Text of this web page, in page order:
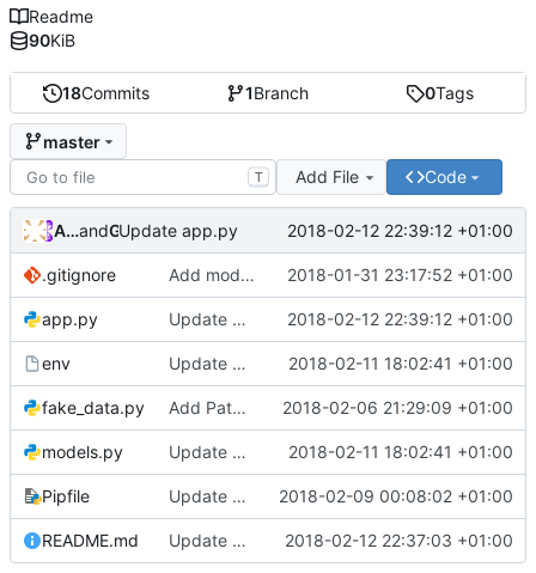
18Commits 1Branch 0Tags
master
T Add File Code
Andros Fenollosaand GitHub
Update app.py 2018-02-12 22:39:12 +01:00
.gitignore Add models and Add fake data 2018-01-31 23:17:52 +01:00
app.py Update app.py 2018-02-12 22:39:12 +01:00
env Update env file 2018-02-11 18:02:41 +01:00
fake_data.py Add Patch and Delete 2018-02-06 21:29:09 +01:00
models.py Update env file 2018-02-11 18:02:41 +01:00
Pipfile Update README 2018-02-09 00:08:02 +01:00
README.md Update README.md 2018-02-12 22:37:03 +01:00
Readme
90KiB